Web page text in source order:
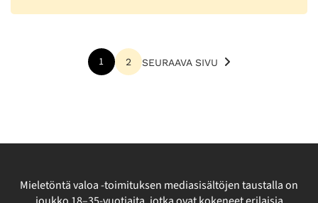
1 2 SEURAAVA SIVU
Mieletöntä valoa -toimituksen mediasisältöjen taustalla on